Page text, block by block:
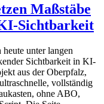
Maßstäbe
Sichtbarkeit
unter langen
Sichtbarkeit in KI-
aus der Oberpfalz,
vollständig
ohne ABO,